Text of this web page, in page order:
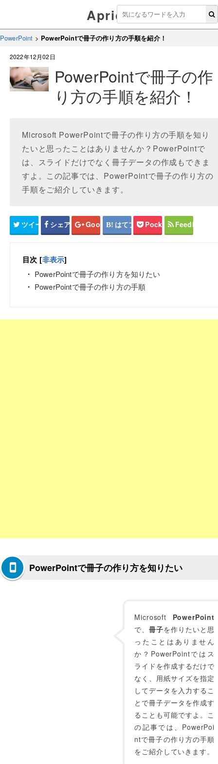
Aprico
PowerPoint > PowerPointで冊子の作り方の手順を紹介！
2022年12月02日
PowerPointで冊子の作
り方の手順を紹介！
Microsoft PowerPointで冊子の作り方の手順を知り
たいと思ったことはありませんか？PowerPointで
は、スライドだけでなく冊子データの作成もできま
すよ。この記事では、PowerPointで冊子の作り方の
手順をご紹介していきます。
ツイート シェア Google+ はてブ Pocket Feedly
目次 [非表示]
PowerPointで冊子の作り方を知りたい
PowerPointで冊子の作り方の手順
PowerPointで冊子の作り方を知りたい
Microsoft PowerPoint
で、冊子を作りたいと思
ったことはありません
か？PowerPointではス
ライドを作成するだけで
なく、用紙サイズを指定
してデータを入力するこ
とで冊子データを作成す
ることも可能ですよ。こ
の記事では、PowerPoi
ntで冊子の作り方の手順
をご紹介していきます。